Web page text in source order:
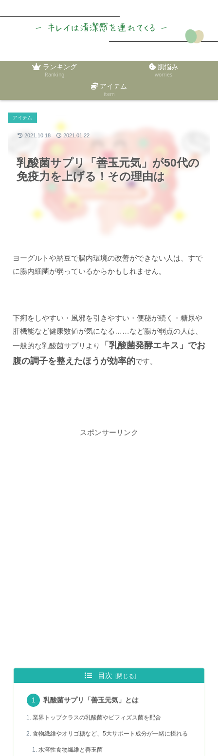
ランキング
Ranking
肌悩み
worries
アイテム
item
乳酸菌サプリ「善玉元気」が50代の
免疫力を上げる！その理由は
アイテム
2021.10.18 2021.01.22
ヨーグルトや納豆で腸内環境の改善ができない人は、すで
に腸内細菌が弱っているからかもしれません。
下痢をしやすい・風邪を引きやすい・便秘が続く・糖尿や
肝機能など健康数値が気になる……など腸が弱点の人は、
一般的な乳酸菌サプリより
「乳酸菌発酵エキス」でお
腹の調子を整えたほうが効率的です。
スポンサーリンク
目次
乳酸菌サプリ「善玉元気」とは
業界トップクラスの乳酸菌やビフィズス菌を配合
食物繊維やオリゴ糖など、5大サポート成分が一緒に摂れる
水溶性食物繊維と善玉菌